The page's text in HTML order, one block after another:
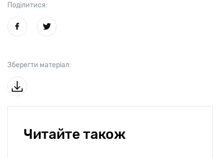
Поділитися:
Зберегти матеріал:
Читайте також